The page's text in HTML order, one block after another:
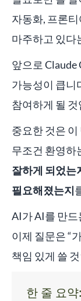
자동화, 프론
마주하고 있다
앞으로 Claude
가능성이 큽니
참여하게 될
중요한 것은
무조건 환영하
잘하게 되었는
필요해졌는지
AI가 AI를 만드
이제 질문은 “
책임 있게 쓸
한 줄 요